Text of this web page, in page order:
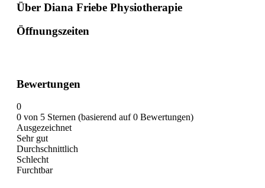
Über Diana Friebe Physiotherapie
Öffnungszeiten
Bewertungen
0
0 von 5 Sternen (basierend auf 0 Bewertungen)
Ausgezeichnet
Sehr gut
Durchschnittlich
Schlecht
Furchtbar